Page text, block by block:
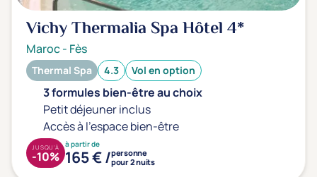
Km
Transports & hébergement
Soins sans hébergement
Offre séjour + vol inclus
Vichy Thermalia Spa Hôtel4*
Maroc- Fès
Thermal Spa 4.3 Vol en option
3 formules bien-être au choix
Petit déjeuner inclus
Accès à l'espace bien-être
à partir de
165 € /personne
pour 2 nuits
JUSQU'À
-10%